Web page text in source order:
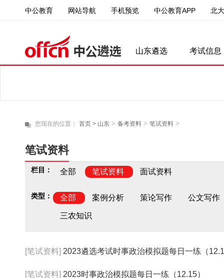
中公教育 网站导航 手机预览 中公教育APP 北
山东遴选 考试信息
您现在的位置： 首页 > 山东 > 备考资料 > 笔试资料 >
笔试资料
栏目： 全部 笔试资料 面试资料
类型： 全部 案例分析 策论写作 公文写作
三农知识
[笔试资料] 2023遴选考试时事政治模拟题每日一练（
[笔试资料] 2023时事政治模拟题每日一练（12.15）